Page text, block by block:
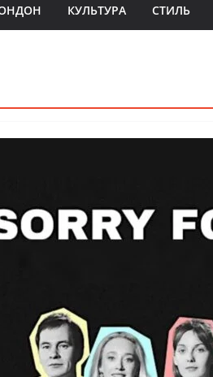
КУЛЬТУРА СТИЛЬ